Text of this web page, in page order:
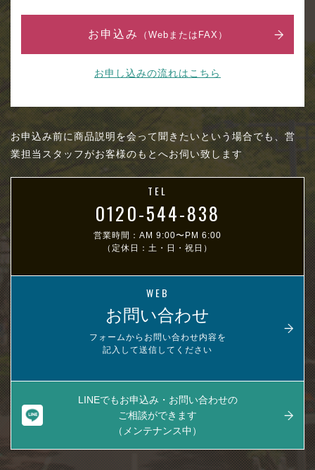
お申込み （WebまたはFAX）
お申し込みの流れはこちら
お申込み前に商品説明を会って聞きたいという場合でも、営
業担当スタッフがお客様のもとへお伺い致します
TEL
0120-544-838
営業時間：AM 9:00〜PM 6:00
（定休日：土・日・祝日）
WEB
お問い合わせ
フォームからお問い合わせ内容を
記入して送信してください
LINEでもお申込み・お問い合わせの
ご相談ができます
（メンテナンス中）